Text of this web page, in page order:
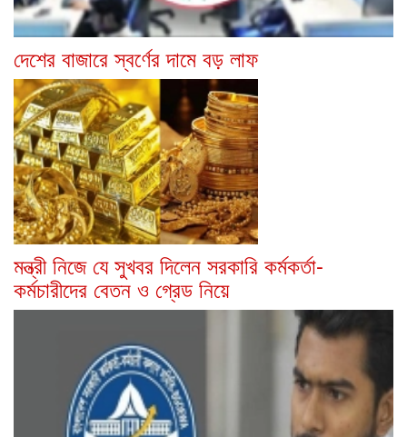
দেশের বাজারে স্বর্ণের দামে বড় লাফ
মন্ত্রী নিজে যে সুখবর দিলেন সরকারি কর্মকর্তা-
কর্মচারীদের বেতন ও গ্রেড নিয়ে